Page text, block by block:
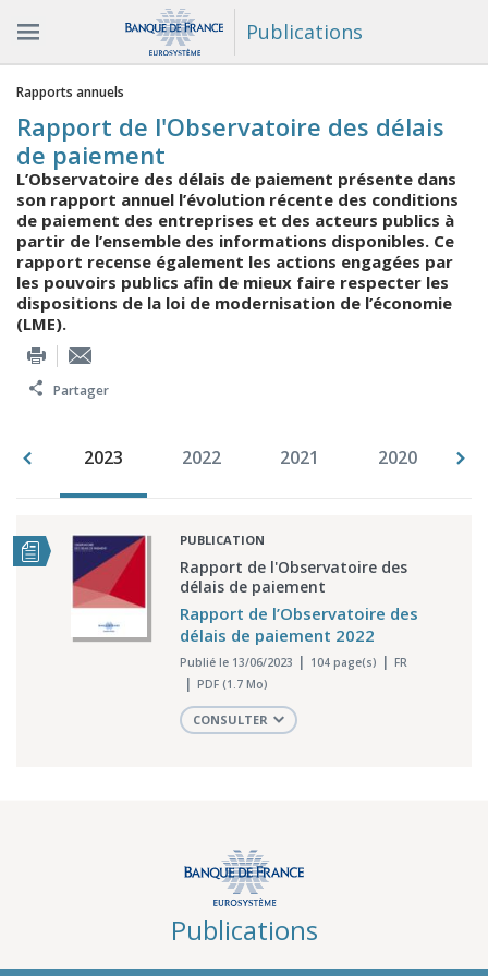
Publications
Vous êtes ici
Rapports annuels
Rapport de l'Observatoire des délais
de paiement
L’Observatoire des délais de paiement présente dans
son rapport annuel l’évolution récente des conditions
de paiement des entreprises et des acteurs publics à
partir de l’ensemble des informations disponibles. Ce
rapport recense également les actions engagées par
les pouvoirs publics afin de mieux faire respecter les
dispositions de la loi de modernisation de l’économie
(LME).
Partager
2023 2022 2021 2020
PUBLICATION
Rapport de l'Observatoire des
délais de paiement
Rapport de l’Observatoire des
délais de paiement 2022
Publié le 13/06/2023 104 page(s)
FR
PDF (1.7 Mo)
CONSULTER
Publications